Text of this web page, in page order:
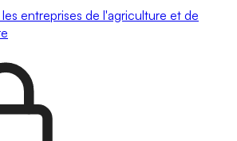
entreprises de l'agriculture et de